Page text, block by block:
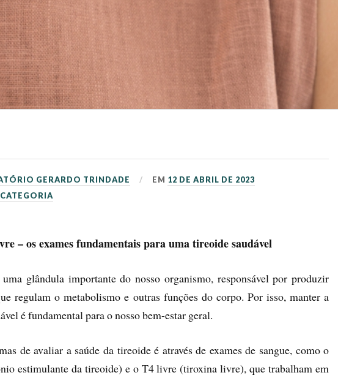
GERARDO TRINDADE EM 12 DE ABRIL DE 2023
– os exames fundamentais para uma tireoide saudável
glândula importante do nosso organismo, responsável por produzir
regulam o metabolismo e outras funções do corpo. Por isso, manter a
é fundamental para o nosso bem-estar geral.
de avaliar a saúde da tireoide é através de exames de sangue, como o
estimulante da tireoide) e o T4 livre (tiroxina livre), que trabalham em